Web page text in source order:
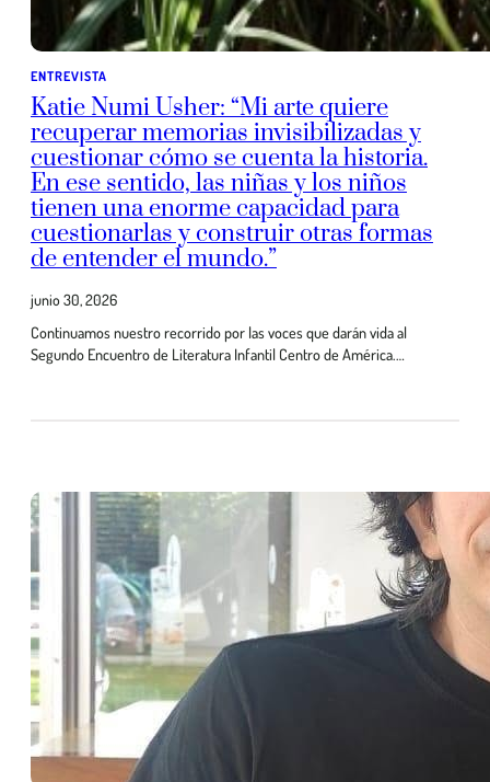
ENTREVISTA
Katie Numi Usher: “Mi arte quiere
recuperar memorias invisibilizadas y
cuestionar cómo se cuenta la historia.
En ese sentido, las niñas y los niños
tienen una enorme capacidad para
cuestionarlas y construir otras formas
de entender el mundo.”
junio 30, 2026
Continuamos nuestro recorrido por las voces que darán vida al
Segundo Encuentro de Literatura Infantil Centro de América.…